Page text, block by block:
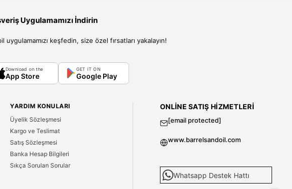
Uygulamamızı İndirin
uygulamamızı keşfedin, size özel fırsatları yakalayın!
Download on the
App Store
GET IT ON
Google Play
YARDIM KONULARI
Üyelik Sözleşmesi
Kargo ve Teslimat
Satış Sözleşmesi
Banka Hesap Bilgileri
Sıkça Sorulan Sorular
ONLINE SATIŞ HIZMETLERI
[email protected]
www.barrelsandoil.com
Whatsapp Destek Hattı